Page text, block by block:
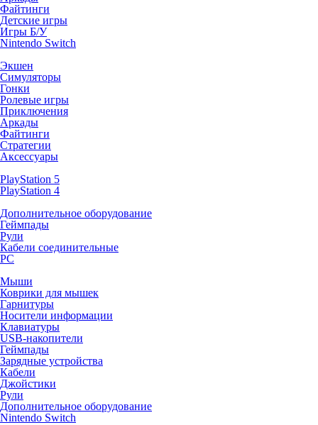
Файтинги
Детские игры
Игры Б/У
Nintendo Switch
Экшен
Симуляторы
Гонки
Ролевые игры
Приключения
Аркады
Файтинги
Стратегии
Аксессуары
PlayStation 5
PlayStation 4
Дополнительное оборудование
Геймпады
Рули
Кабели соединительные
PC
Мыши
Коврики для мышек
Гарнитуры
Носители информации
Клавиатуры
USB-накопители
Геймпады
Зарядные устройства
Кабели
Джойстики
Рули
Дополнительное оборудование
Nintendo Switch